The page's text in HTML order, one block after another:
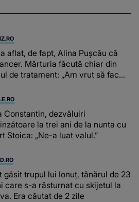
aflat, de fapt, Alina Pușcău că
Mărturia făcută chiar din
de tratament: „Am vrut să fac
sânul”
Constantin, dezvăluiri
la trei ani de la nunta cu
Stoica: „Ne-a luat valul.”
găsit trupul lui Ionuț, tânărul de 23
care s-a răsturnat cu skijetul la
Era căutat de 2 zile